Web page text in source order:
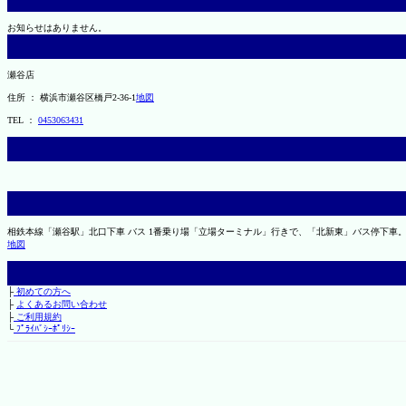
お知らせはありません。
瀬谷店
住所 ： 横浜市瀬谷区橋戸2-36-1地図
TEL ： 0453063431
相鉄本線「瀬谷駅」北口下車 バス 1番乗り場「立場ターミナル」行きで、「北新東」バス停下車
地図
├初めての方へ
├ よくあるお問い合わせ
├ご利用規約
└ﾌﾟﾗｲﾊﾞｼｰﾎﾟﾘｼｰ